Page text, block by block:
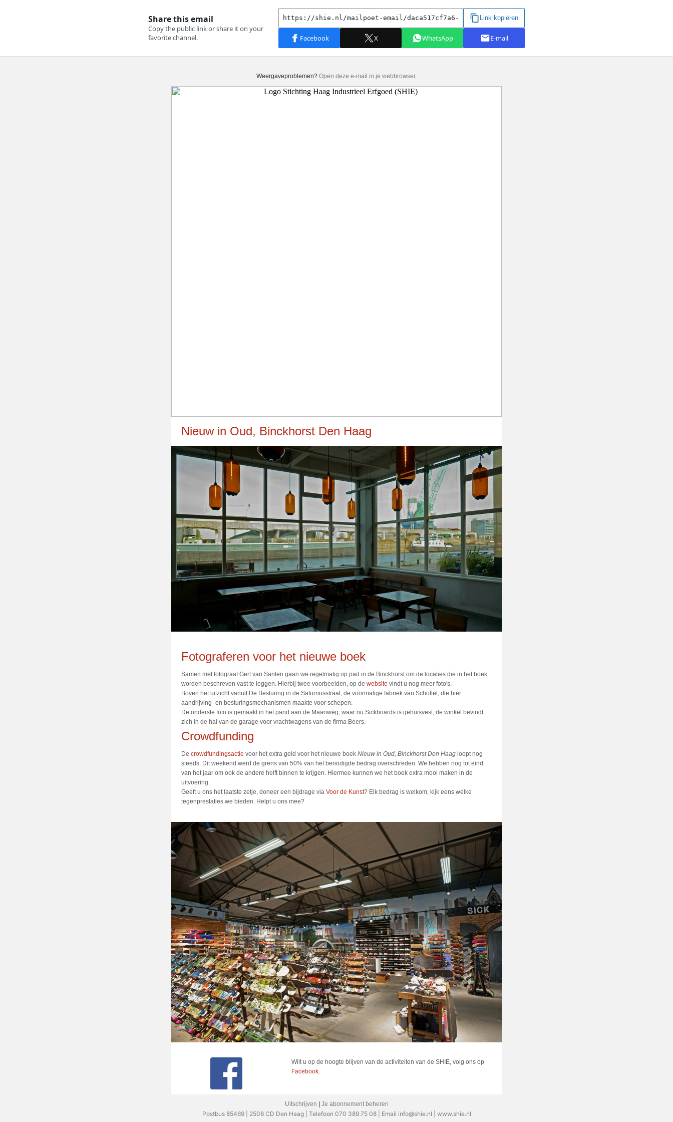
Weergaveproblemen? Open deze e-mail in je webbrowser.
Nieuw in Oud, Binckhorst Den Haag
Fotograferen voor het nieuwe boek
Samen met fotograaf Gert van Santen gaan we regelmatig op pad in de Binckhorst om de locaties die in het boek
worden beschreven vast te leggen. Hierbij twee voorbeelden, op de website vindt u nog meer foto's.
Boven het uitzicht vanuit De Besturing in de Saturnusstraat, de voormalige fabriek van Schottel, die hier
aandrijving- en besturingsmechanismen maakte voor schepen.
De onderste foto is gemaakt in het pand aan de Maanweg, waar nu Sickboards is gehuisvest, de winkel bevindt
zich in de hal van de garage voor vrachtwagens van de firma Beers.
Crowdfunding
De crowdfundingsactie voor het extra geld voor het nieuwe boek Nieuw in Oud, Binckhorst Den Haag loopt nog
steeds. Dit weekend werd de grens van 50% van het benodigde bedrag overschreden. We hebben nog tot eind
van het jaar om ook de andere helft binnen te krijgen. Hiermee kunnen we het boek extra mooi maken in de
uitvoering.
Geeft u ons het laatste zetje, doneer een bijdrage via Voor de Kunst? Elk bedrag is welkom, kijk eens welke
tegenprestaties we bieden. Helpt u ons mee?
Wilt u op de hoogte blijven van de activiteiten van de SHIE, volg ons op
Facebook.
Uitschrijven Je abonnement beheren
Postbus 85469 | 2508 CD Den Haag | Telefoon 070 389 75 08 | Email info@shie.nl | www.shie.nl